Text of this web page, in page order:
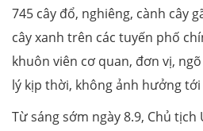
745 cây đổ, nghiêng, cành cây
cây xanh trên các tuyến phố
khuôn viên cơ quan, đơn vị,
lý kịp thời, không ảnh hưởng
Từ sáng sớm ngày 8.9, Chủ tịch